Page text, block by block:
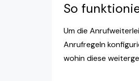
So
Um die
Anrufregeln
wohin diese